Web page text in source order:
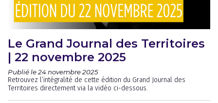
Le Grand Journal des Territoires
| 22 novembre 2025
Publié le 24 novembre 2025
Retrouvez l’intégralité de cette édition du Grand Journal des
Territoires directement via la vidéo ci-dessous.